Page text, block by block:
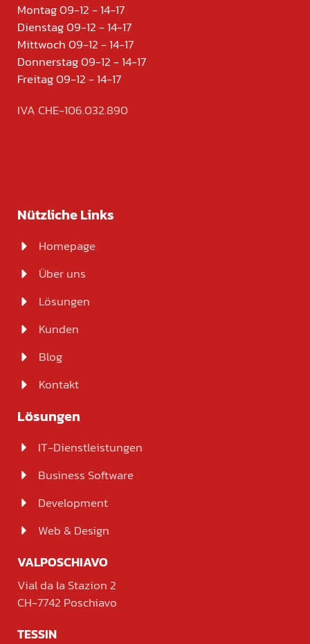
Montag 09-12 - 14-17
Dienstag 09-12 - 14-17
Mittwoch 09-12 - 14-17
Donnerstag 09-12 - 14-17
Freitag 09-12 - 14-17
IVA CHE-106.032.890
Nützliche Links
Homepage
Über uns
Lösungen
Kunden
Blog
Kontakt
Lösungen
IT-Dienstleistungen
Business Software
Development
Web & Design
VALPOSCHIAVO
Vial da la Stazion 2
CH-7742 Poschiavo
TESSIN